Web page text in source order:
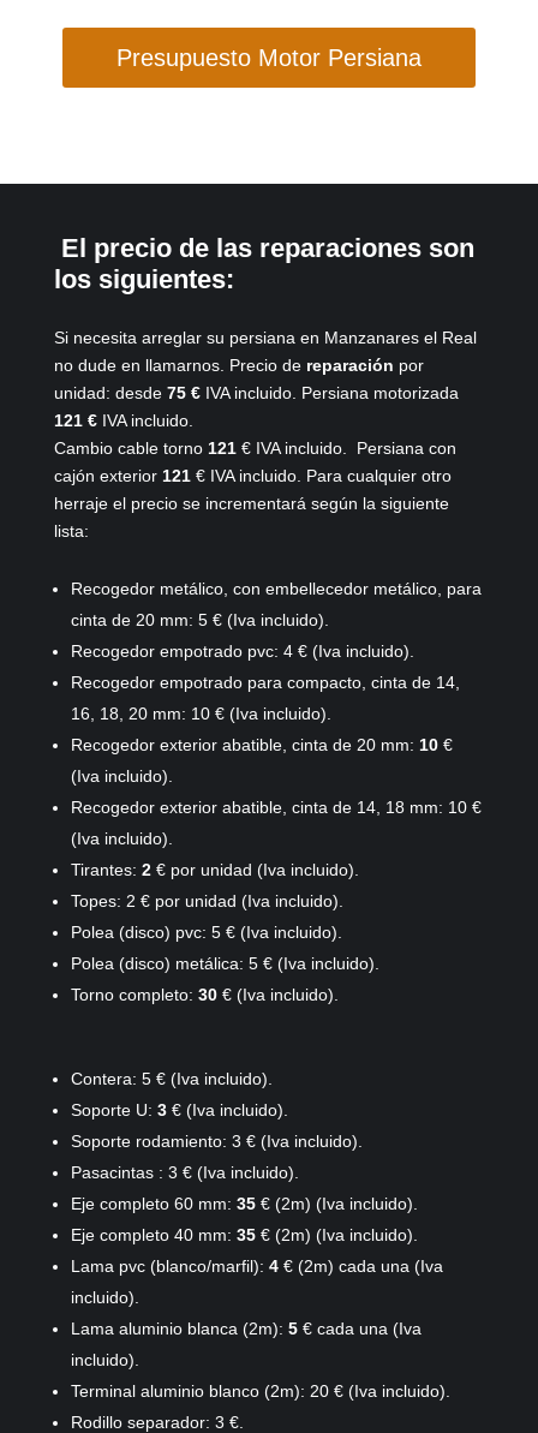
Presupuesto Motor Persiana
El precio de las reparaciones son
los siguientes:
Si necesita arreglar su persiana en Manzanares el Real
no dude en llamarnos. Precio de reparación por
unidad: desde 75 €IVA incluido. Persiana motorizada
121 € IVA incluido.
Cambio cable torno 121 € IVA incluido. Persiana con
cajón exterior 121€ IVA incluido. Para cualquier otro
herraje el precio se incrementará según la siguiente
lista:
Recogedor metálico, con embellecedor metálico, para
cinta de 20 mm: 5 € (Iva incluido).
Recogedor empotrado pvc: 4 € (Iva incluido).
Recogedor empotrado para compacto, cinta de 14,
16, 18, 20 mm: 10 € (Iva incluido).
Recogedor exterior abatible, cinta de 20 mm: 10€
(Iva incluido).
Recogedor exterior abatible, cinta de 14, 18 mm: 10 €
(Iva incluido).
Tirantes: 2 € por unidad (Iva incluido).
Topes: 2 € por unidad (Iva incluido).
Polea (disco) pvc: 5 € (Iva incluido).
Polea (disco) metálica: 5 € (Iva incluido).
Torno completo: 30€ (Iva incluido).
Contera: 5 € (Iva incluido).
Soporte U: 3€ (Iva incluido).
Soporte rodamiento: 3 € (Iva incluido).
Pasacintas : 3 € (Iva incluido).
Eje completo 60 mm: 35 € (2m) (Iva incluido).
Eje completo 40 mm: 35€ (2m) (Iva incluido).
Lama pvc (blanco/marfil): 4€ (2m) cada una (Iva
incluido).
Lama aluminio blanca (2m): 5€ cada una (Iva
incluido).
Terminal aluminio blanco (2m): 20 € (Iva incluido).
Rodillo separador: 3 €.